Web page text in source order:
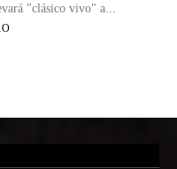
"clásico vivo" a...